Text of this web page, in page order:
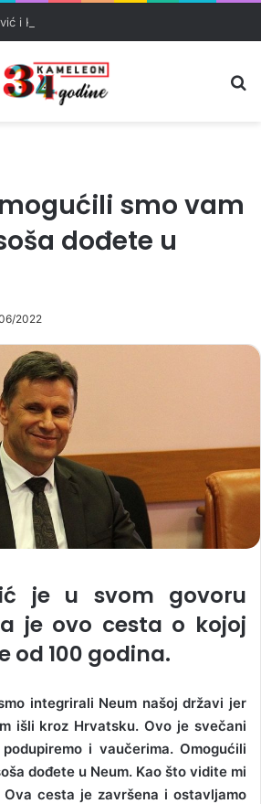
smo vam
dođete u
2022
je u svom govoru
je ovo cesta o kojoj
od 100 godina.
integrirali Neum našoj državi jer
išli kroz Hrvatsku. Ovo je svečani
i vaučerima. Omogućili
dođete u Neum. Kao što vidite mi
Ova cesta je završena i ostavljamo